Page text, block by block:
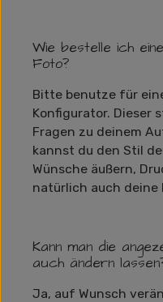
Wie bestelle ich
Foto?
Bitte benutze für
Konfigurator. Dieser
Fragen zu deinem
kannst du den Stil
Wünsche äußern,
natürlich auch deine
Kann man die
auch ändern
Ja, auf Wunsch